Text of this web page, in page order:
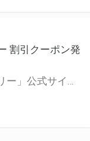
割引クーポン発
「とらのあなWEBオンリー」公式サイトでとらのあな通販の「割引クーポン」を配布中！ イベントごとに開催当日限定で使える割引クーポンのシリアルコードを発行します。 とらのあなWEBオンリーのページをチェックして、イベント当日にお得にお買い物を楽しみましょう♪ ※本キャンペーンは予告なく終了する場合がございます。 とらのあなWEBオンリーサイトはこちら